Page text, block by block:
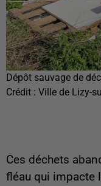
Dépôt sauvage de
Crédit : Ville de Lizy-
Ces déchets
fléau qui impacte